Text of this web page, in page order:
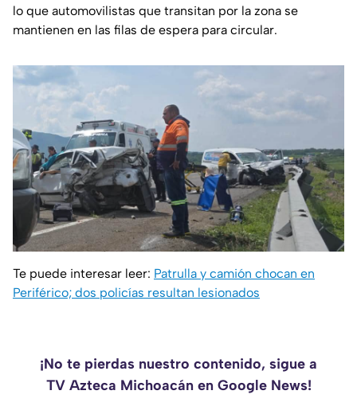
lo que automovilistas que transitan por la zona se
mantienen en las filas de espera para circular.
Te puede interesar leer: Patrulla y camión chocan en
Periférico; dos policías resultan lesionados
¡No te pierdas nuestro contenido, sigue a
TV Azteca Michoacán en Google News!